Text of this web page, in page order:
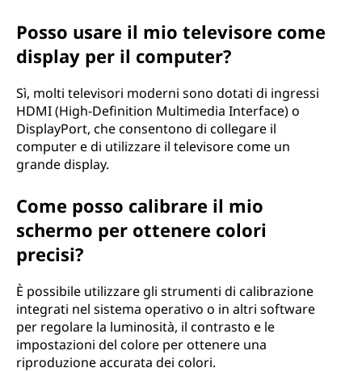
Posso usare il mio televisore come
display per il computer?
Sì, molti televisori moderni sono dotati di ingressi
HDMI (High-Definition Multimedia Interface) o
DisplayPort, che consentono di collegare il
computer e di utilizzare il televisore come un
grande display.
Come posso calibrare il mio
schermo per ottenere colori
precisi?
È possibile utilizzare gli strumenti di calibrazione
integrati nel sistema operativo o in altri software
per regolare la luminosità, il contrasto e le
impostazioni del colore per ottenere una
riproduzione accurata dei colori.